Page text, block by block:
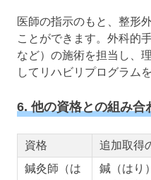
医師の指示のもと、整形
ことができます。外科的
など）の施術を担当し、
してリハビリプログラム
6. 他の資格との組み合
資格
追加取得
鍼灸師（は
鍼（はり